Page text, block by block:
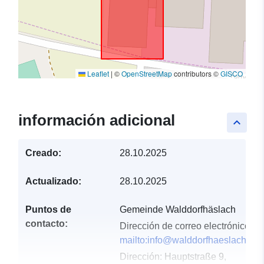
Leaflet | ©OpenStreetMapcontributors ©GISCO
keyboard_arrow_up
información adicional
Creado: 28.10.2025
Actualizado: 28.10.2025
Puntos de
contacto:
Gemeinde Walddorfhäslach
Dirección de correo electrónico:
mailto:info@walddorfhaeslach.de
Dirección: Hauptstraße 9,